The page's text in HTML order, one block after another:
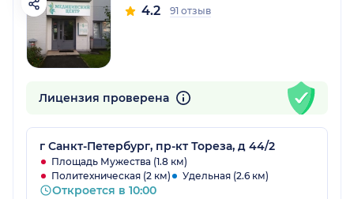
4.2 91 отзыв
Лицензия проверена
г Санкт-Петербург, пр-кт Тореза, д 44/2
Площадь Мужества (1.8 км)
Политехническая (2 км)
Удельная (2.6 км)
Откроется в 10:00